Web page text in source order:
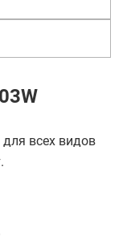
всех видов